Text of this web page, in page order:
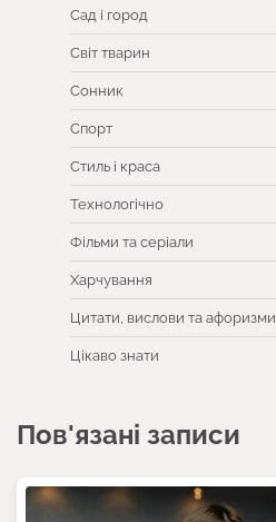
Сад і город
Світ тварин
Сонник
Спорт
Стиль і краса
Технологічно
Фільми та серіали
Харчування
Цитати, вислови та афоризми
Цікаво знати
Пов'язані записи